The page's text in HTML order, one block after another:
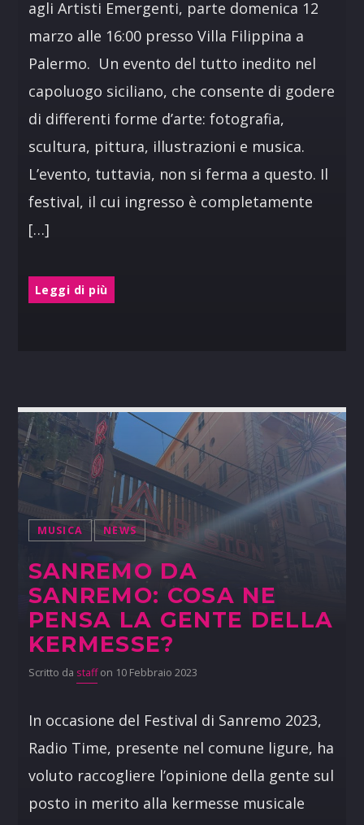
agli Artisti Emergenti, parte domenica 12
marzo alle 16:00 presso Villa Filippina a
Palermo. Un evento del tutto inedito nel
capoluogo siciliano, che consente di godere
di differenti forme d’arte: fotografia,
scultura, pittura, illustrazioni e musica.
L’evento, tuttavia, non si ferma a questo. Il
festival, il cui ingresso è completamente
[…]
Leggi di più
MUSICA NEWS
SANREMO DA
SANREMO: COSA NE
PENSA LA GENTE DELLA
KERMESSE?
Scritto da staffon 10 Febbraio 2023
In occasione del Festival di Sanremo 2023,
Radio Time, presente nel comune ligure, ha
voluto raccogliere l’opinione della gente sul
posto in merito alla kermesse musicale